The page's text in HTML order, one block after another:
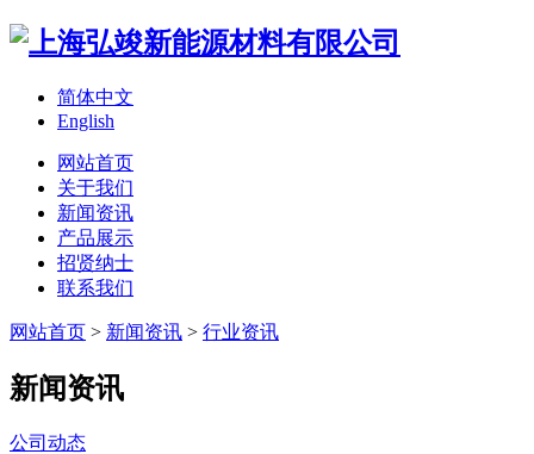
简体中文
English
网站首页
关于我们
新闻资讯
产品展示
招贤纳士
联系我们
网站首页 > 新闻资讯 > 行业资讯
新闻资讯
公司动态